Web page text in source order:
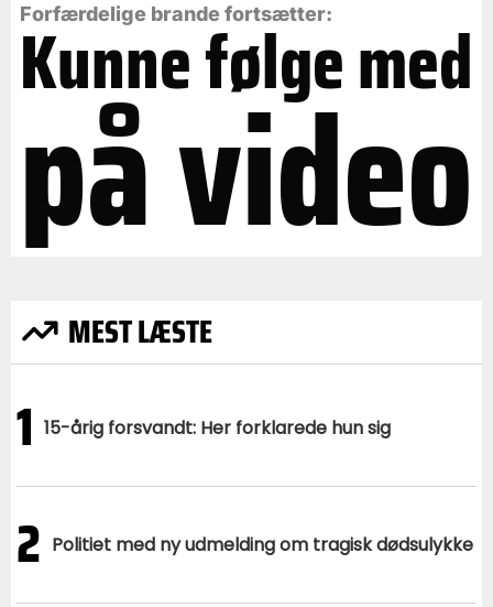
Forfærdelige brande fortsætter:
Kunne følge med
på video
MEST LÆSTE
1 15-årig forsvandt: Her forklarede hun sig
2 Politiet med ny udmelding om tragisk dødsulykke